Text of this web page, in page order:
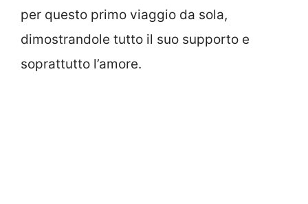
per questo primo viaggio da sola,
dimostrandole tutto il suo supporto e
soprattutto l’amore.